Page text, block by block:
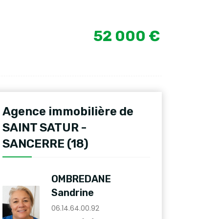
52 000 €
Agence immobilière de
SAINT SATUR -
SANCERRE (18)
OMBREDANE
Sandrine
06.14.64.00.92